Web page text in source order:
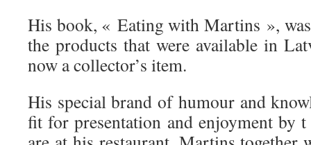
His book, « Eating with Martins »,
the products that were available in
now a collector’s item.
His special brand of humour and
fit for presentation and enjoyment by